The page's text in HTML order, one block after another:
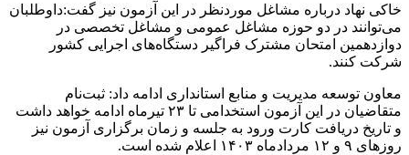
خاکی نهاد درباره مشاغل موردنظر در این آزمون نیز گفت:داوطلبان
می‌توانند در دو حوزه مشاغل عمومی و مشاغل تخصصی در
دوازدهمین امتحان مشترک فراگیر دستگاه‌های اجرایی کشور
شرکت کنند.
معاون توسعه مدیریت و منابع استانداری ادامه داد: ثبت‌نام
متقاضیان در این آزمون استخدامی تا ۲۳ تیرماه ادامه خواهد داشت
و تاریخ دریافت کارت ورود به جلسه و زمان برگزاری آزمون نیز
روزهای ۹ و ۱۲ مردادماه ۱۴۰۳ اعلام‌ شده است.